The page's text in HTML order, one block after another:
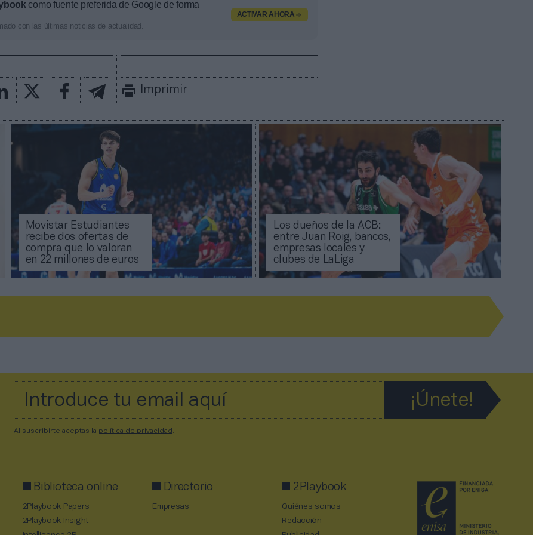
como fuente preferida de Google de forma
con las últimas noticias de actualidad.
ACTIVAR AHORA
Imprimir
Movistar Estudiantes
recibe dos ofertas de
compra que lo valoran
en 22 millones de euros
Los dueños de la ACB:
entre Juan Roig, bancos,
empresas locales y
clubes de LaLiga
Al suscribirte aceptas la política de privacidad
Biblioteca online
2Playbook Papers
2Playbook Insight
Directorio
Empresas
2Playbook
Quiénes somos
Redacción